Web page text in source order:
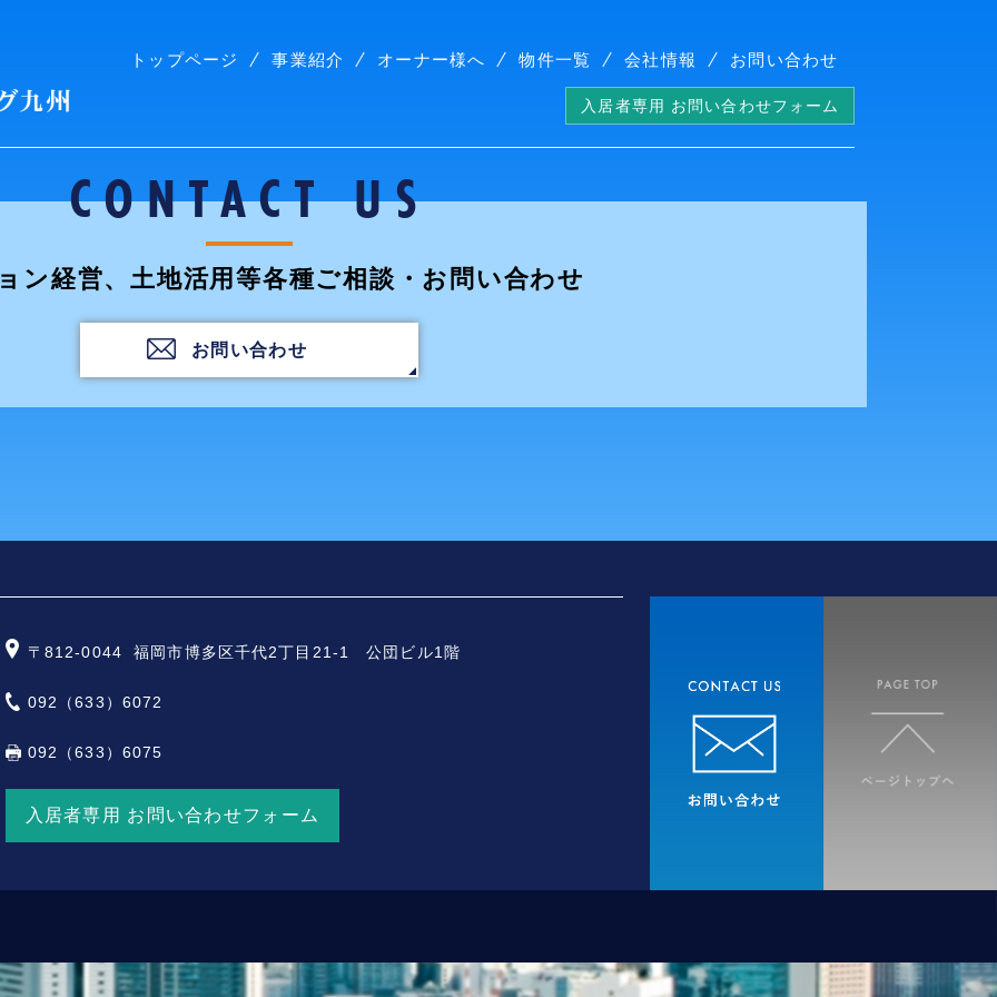
株式会社コープリビング九州
トップページ 事業紹介 オーナー様へ 物件一覧 会社情報 お問い合わせ
入居者専用 お問い合わせフォーム
CONTACT US
ン経営、土地活用等各種ご相談・お問い合わせ
お問い合わせ
〒812-0044 福岡市博多区千代2丁目21-1 公団ビル1階
092（633）6072
092（633）6075
入居者専用 お問い合わせフォーム